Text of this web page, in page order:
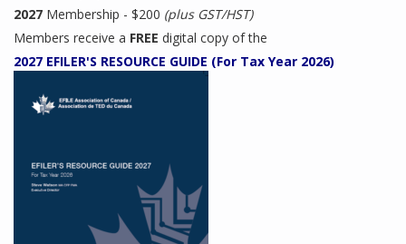
2027 Membership - $200 (plus GST/HST)
Members receive a FREE digital copy of the
2027 EFILER'S RESOURCE GUIDE (For Tax Year 2026)